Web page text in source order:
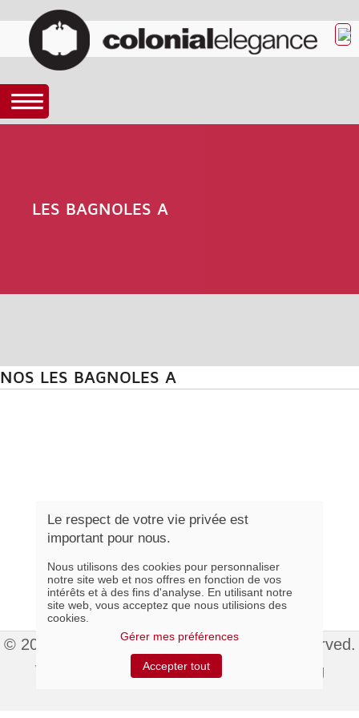
LES BAGNOLES A
NOS LES BAGNOLES A
© 2015 Colonial Élégance Inc. All rights reserved.
Website hosted byIndex Web Marketing
Le respect de votre vie privée est
important pour nous.
Nous utilisons des cookies pour personnaliser
notre site web et nos offres en fonction de vos
intérêts et à des fins d'analyse. En utilisant notre
site web, vous acceptez que nous utilisions des
cookies.
Gérer mes préférences
Accepter tout